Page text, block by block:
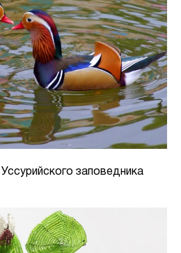
заповедника